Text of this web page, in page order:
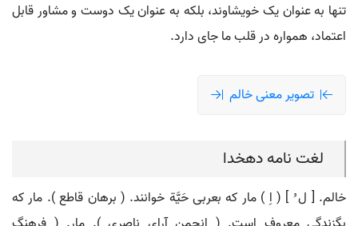
تنها به عنوان یک خویشاوند، بلکه به عنوان یک دوست و مشاور قابل
اعتماد، همواره در قلب ما جای دارد.
تصویر معنی خالم
لغت نامه دهخدا
خالم. [ ل ُ ] ( اِ ) مار که بعربی حَیَّة خوانند. ( برهان قاطع ). مار که